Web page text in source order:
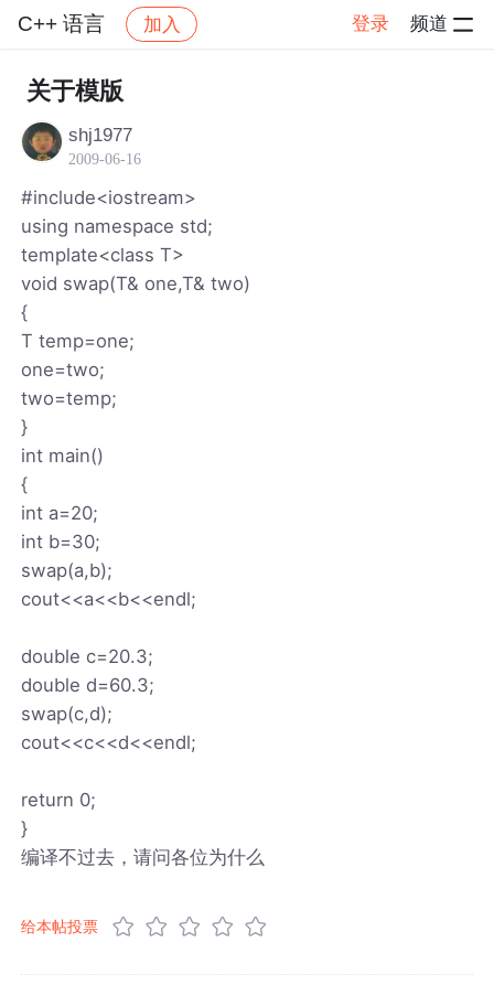
C++ 语言 加入 登录 频道
社区 C++ 语言
关于模版
shj1977
2009-06-16
#include<iostream>
using namespace std;
template<class T>
void swap(T& one,T& two)
{
T temp=one;
one=two;
two=temp;
}
int main()
{
int a=20;
int b=30;
swap(a,b);
cout<<a<<b<<endl;
double c=20.3;
double d=60.3;
swap(c,d);
cout<<c<<d<<endl;
return 0;
}
编译不过去，请问各位为什么
给本帖投票